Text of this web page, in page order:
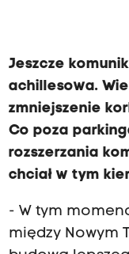
Jeszcze
achillesowa.
zmniejszenie
Co poza
rozszerzania
chciał w tym
- W tym
między Nowym